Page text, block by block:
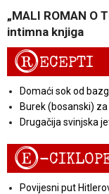
„MALI ROMAN O
intimna knjiga
RECEPTI
Domaći sok od
Burek (bosanski)
Drugačija svinjska
E-
Povijesni put